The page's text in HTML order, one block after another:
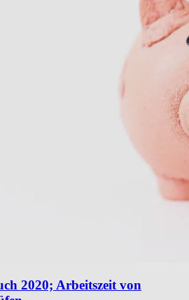
2020; Arbeitszeit von